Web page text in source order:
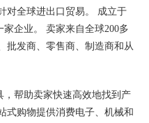
对全球进出口贸易。 成立于
企业。 卖家来自全球200多
批发商、零售商、制造商和从
帮助卖家快速高效地找到产
式购物提供消费电子、机械和